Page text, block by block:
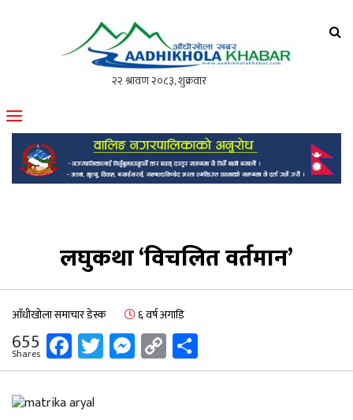
मोफसलकै लोकप्रिय अनलाइन पत्रिका
लघुकथा ‘विचलित वर्तमान’
आँधीखोला समाचार डेस्क ६ वर्ष अगाडि
655
Shares Facebook
Twitter
Messenger
Copy
Link